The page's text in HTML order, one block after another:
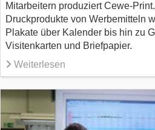
Mitarbeitern produziert Cewe-
Druckprodukte von Werbemitteln
Plakate über Kalender bis hin zu
Visitenkarten und Briefpapier.
Weiterlesen